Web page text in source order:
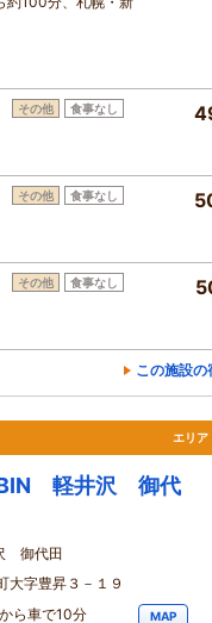
その他 食事なし
その他 食事なし
その他 食事なし
この施設の
エリア
軽井沢 御代
御代田
大字豊昇３－１９
ら車で10分 MAP